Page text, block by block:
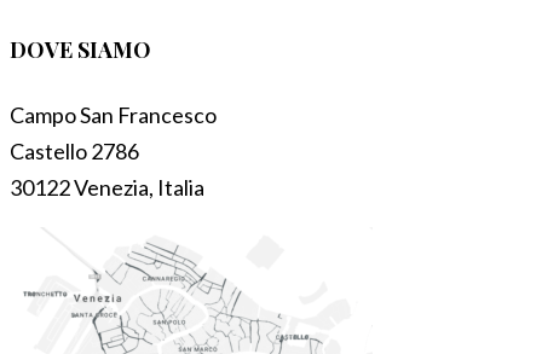
DOVE SIAMO
Campo San Francesco
Castello 2786
30122 Venezia, Italia